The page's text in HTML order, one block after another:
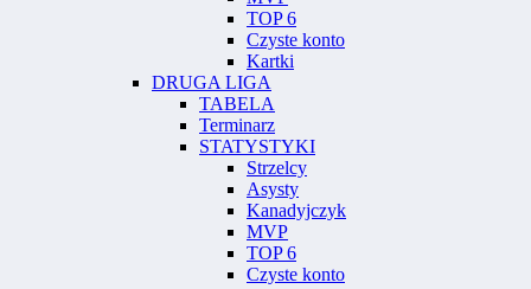
TOP 6
Czyste konto
Kartki
DRUGA LIGA
TABELA
Terminarz
STATYSTYKI
Strzelcy
Asysty
Kanadyjczyk
MVP
TOP 6
Czyste konto